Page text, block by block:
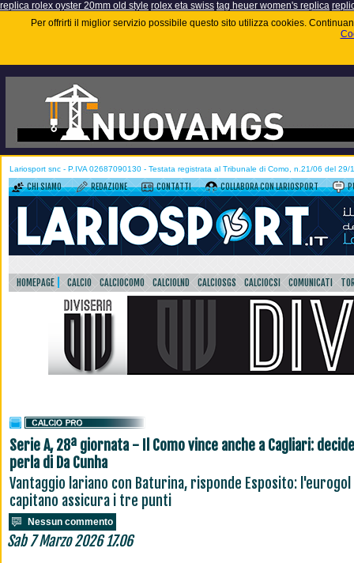
replica rolex oyster 20mm old style rolex eta swiss tag heuer women's replica
Per offrirti il miglior servizio possibile questo sito utilizza cookies.
Lariosport snc - P.IVA 02687090130 - Testata registrata al Tribunale di Como, n.21/06 del 29/
CHI SIAMO REDAZIONE CONTATTI COLLABORA CON LARIOSPORT
HOMEPAGE CALCIO CALCIOCOMO CALCIOLND CALCIOSGS CALCIOCSI COMUNICATI
Serie A, 28ª giornata - Il Como vince anche a Cagliari:
perla di Da Cunha
Vantaggio lariano con Baturina, risponde Esposito: l'eurogol
capitano assicura i tre punti
Nessun commento
Sab 7 Marzo 2026 17.06